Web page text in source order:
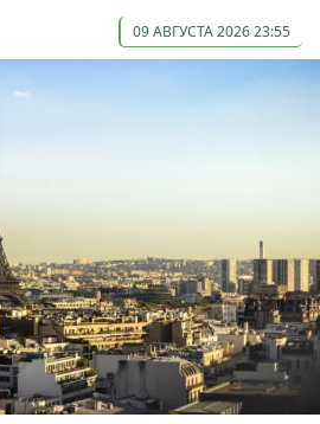
09 АВГУСТА 2026 23:55